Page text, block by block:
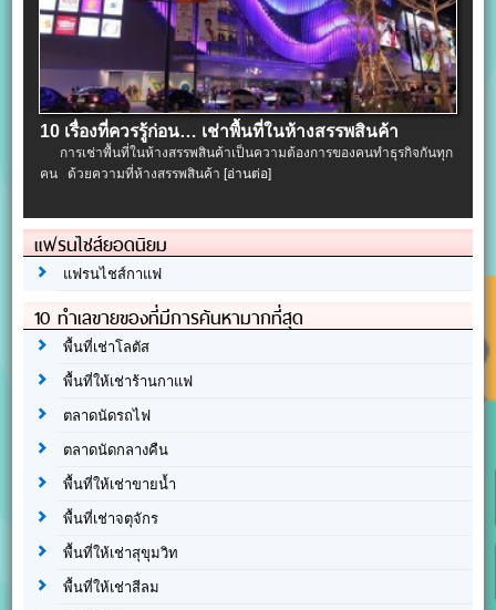
10 เรื่องที่ควรรู้ก่อน… เช่าพื้นที่ในห้างสรรพสินค้า
การเช่าพื้นที่ในห้างสรรพสินค้าเป็นความต้องการของคนทำธุรกิจกันทุก
คน ด้วยความที่ห้างสรรพสินค้า [อ่านต่อ]
แฟรนไชส์ยอดนิยม
แฟรนไชส์กาแฟ
10 ทำเลขายของที่มีการค้นหามากที่สุด
พื้นที่เช่าโลตัส
พื้นที่ให้เช่าร้านกาแฟ
ตลาดนัดรถไฟ
ตลาดนัดกลางคืน
พื้นที่ให้เช่าขายน้ำ
พื้นที่เช่าจตุจักร
พื้นที่ให้เช่าสุขุมวิท
พื้นที่ให้เช่าสีลม